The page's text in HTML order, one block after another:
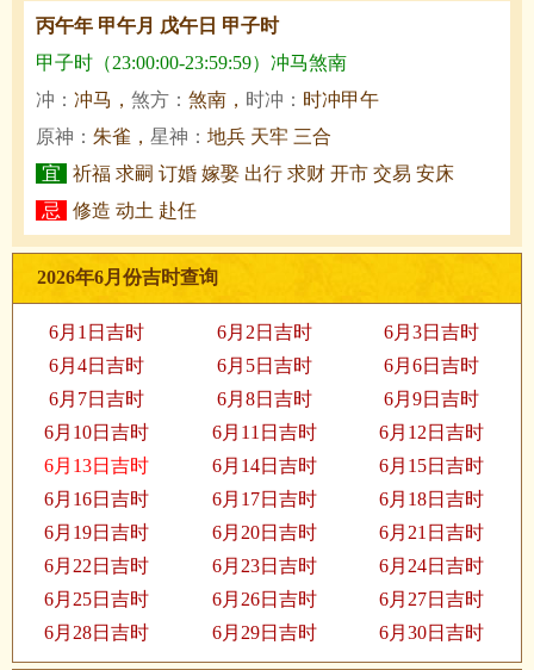
丙午年 甲午月 戊午日 甲子时
甲子时（23:00:00-23:59:59）冲马煞南
冲： 冲马， 煞方： 煞南， 时冲： 时冲甲午
原神： 朱雀， 星神： 地兵 天牢 三合
宜
祈福 求嗣 订婚 嫁娶 出行 求财 开市 交易 安床
忌
修造 动土 赴任
2026年6月份吉时查询
6月1日吉时 6月2日吉时
6月3日吉时
6月4日吉时
6月5日吉时
6月6日吉时
6月7日吉时
6月8日吉时
6月9日吉时
6月10日吉时
6月11日吉时
6月12日吉时
6月13日吉时
6月14日吉时
6月15日吉时
6月16日吉时
6月17日吉时
6月18日吉时
6月19日吉时
6月20日吉时
6月21日吉时
6月22日吉时
6月23日吉时
6月24日吉时
6月25日吉时
6月26日吉时
6月27日吉时
6月28日吉时
6月29日吉时 6月30日吉时